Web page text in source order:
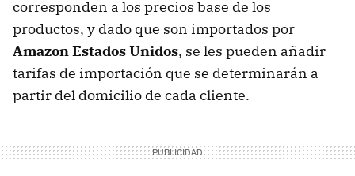
corresponden a los precios base de los
productos, y dado que son importados por
Amazon Estados Unidos, se les pueden añadir
tarifas de importación que se determinarán a
partir del domicilio de cada cliente.